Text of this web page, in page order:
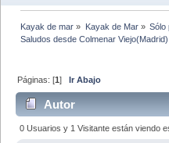
Kayak de mar » Kayak de Mar» Sólo
Saludos desde Colmenar Viejo(Madrid)
Páginas: [1]Ir Abajo
Autor
Colmenar Viejo(Madrid)
0 Usuarios y 1 Visitante están viendo